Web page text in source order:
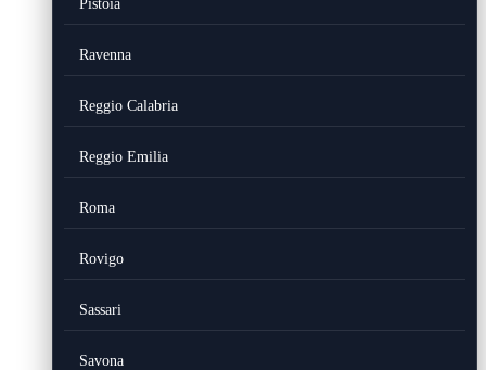
Pistoia
Ravenna
Reggio Calabria
Reggio Emilia
Roma
Rovigo
Sassari
Savona